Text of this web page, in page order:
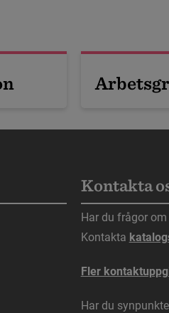
n Arbetsgr
öppnas i nytt fönster.
Kontakta
Har du frågor
Kontakta
Fler
Har du